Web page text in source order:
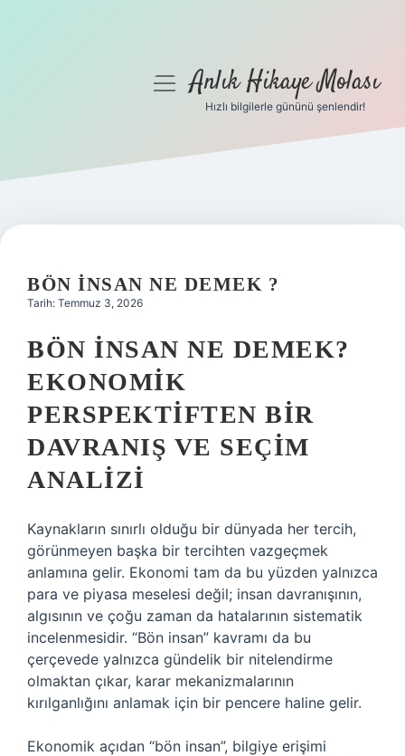
Gizlilik Politikası
Yasal Uyarı
menüyüAnlık Hikaye Molası
Hızlı bilgilerle gününü şenlendir!
BÖN INSAN NE DEMEK ?
Tarih: Temmuz 3, 2026
BÖN İNSAN NE DEMEK?
EKONOMIK
PERSPEKTIFTEN BIR
DAVRANIŞ VE SEÇIM
ANALIZI
Kaynakların sınırlı olduğu bir dünyada her tercih,
görünmeyen başka bir tercihten vazgeçmek
anlamına gelir. Ekonomi tam da bu yüzden yalnızca
para ve piyasa meselesi değil; insan davranışının,
algısının ve çoğu zaman da hatalarının sistematik
incelenmesidir. “Bön insan” kavramı da bu
çerçevede yalnızca gündelik bir nitelendirme
olmaktan çıkar, karar mekanizmalarının
kırılganlığını anlamak için bir pencere haline gelir.
Ekonomik açıdan “bön insan”, bilgiye erişimi